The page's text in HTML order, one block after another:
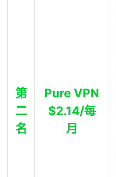
第
二
名
Pure VPN
$2.14/每
月